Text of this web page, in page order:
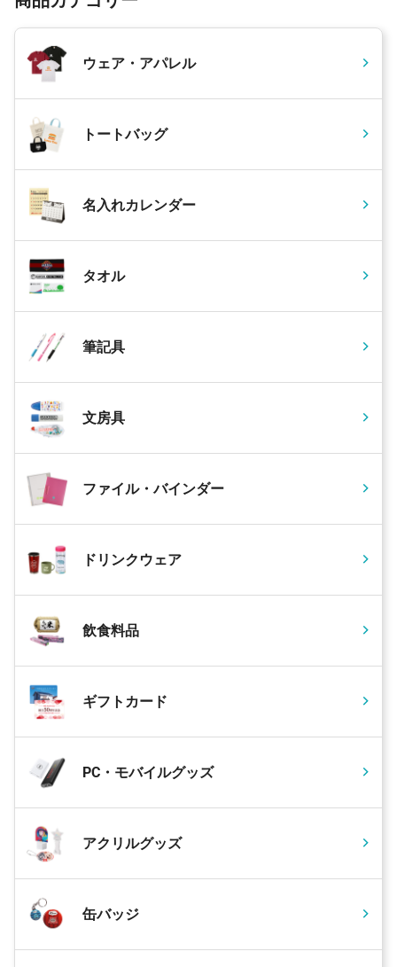
ウェア・アパレル
トートバッグ
名入れカレンダー
タオル
筆記具
文房具
ファイル・バインダー
ドリンクウェア
飲食料品
ギフトカード
PC・モバイルグッズ
アクリルグッズ
缶バッジ